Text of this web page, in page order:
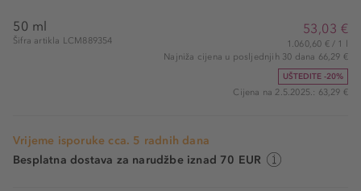
50 ml
Šifra artikla LCM889354
53,03 €
1.060,60 € / 1 l
Najniža cijena u posljednjih 30 dana 66,29 €
UŠTEDITE -20%
Cijena na 2.5.2025.: 63,29 €
Vrijeme isporuke cca. 5 radnih dana
Besplatna dostava za narudžbe iznad 70 EUR